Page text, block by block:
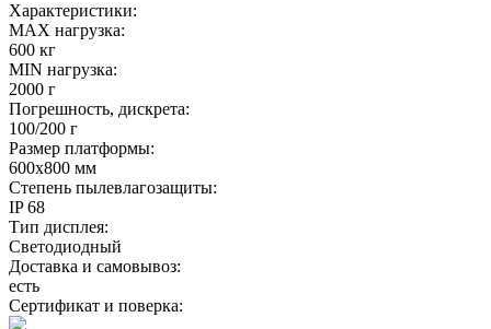
Характеристики:
MAX нагрузка:
600 кг
MIN нагрузка:
2000 г
Погрешность, дискрета:
100/200 г
Размер платформы:
600х800 мм
Степень пылевлагозащиты:
IP 68
Тип дисплея:
Светодиодный
Доставка и самовывоз:
есть
Сертификат и поверка: